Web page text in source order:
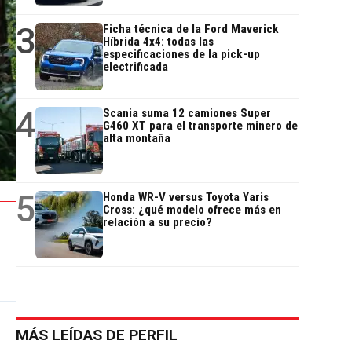
3
Ficha técnica de la Ford Maverick
Híbrida 4x4: todas las
especificaciones de la pick-up
electrificada
4
Scania suma 12 camiones Super
G460 XT para el transporte minero de
alta montaña
5
Honda WR-V versus Toyota Yaris
Cross: ¿qué modelo ofrece más en
relación a su precio?
MÁS LEÍDAS DE PERFIL